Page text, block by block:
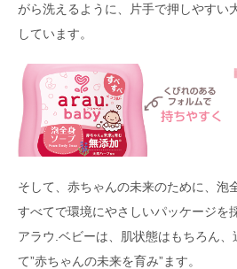
がら洗えるように、片手で押しやすい
しています。
そして、赤ちゃんの未来のために、泡
すべてで環境にやさしいパッケージを
アラウ.ベビーは、肌状態はもちろん
て”赤ちゃんの未来を育み”ます。